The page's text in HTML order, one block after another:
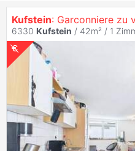
Kufstein: Garconniere zu
6330 Kufstein / 42m² / 1